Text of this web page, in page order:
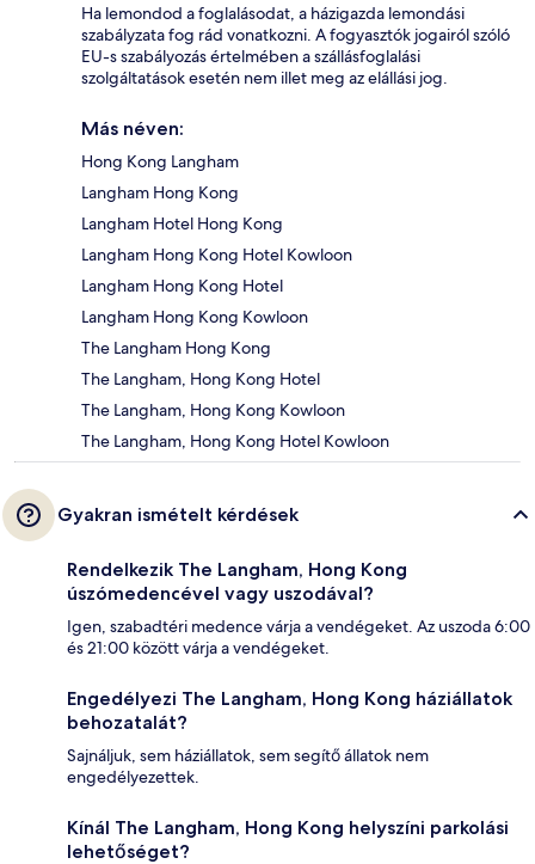
Ha lemondod a foglalásodat, a házigazda lemondási
szabályzata fog rád vonatkozni. A fogyasztók jogairól szóló
EU-s szabályozás értelmében a szállásfoglalási
szolgáltatások esetén nem illet meg az elállási jog.
Más néven:
Hong Kong Langham
Langham Hong Kong
Langham Hotel Hong Kong
Langham Hong Kong Hotel Kowloon
Langham Hong Kong Hotel
Langham Hong Kong Kowloon
The Langham Hong Kong
The Langham, Hong Kong Hotel
The Langham, Hong Kong Kowloon
The Langham, Hong Kong Hotel Kowloon
Gyakran ismételt kérdések
Rendelkezik The Langham, Hong Kong
úszómedencével vagy uszodával?
Igen, szabadtéri medence várja a vendégeket. Az uszoda 6:00
és 21:00 között várja a vendégeket.
Engedélyezi The Langham, Hong Kong háziállatok
behozatalát?
Sajnáljuk, sem háziállatok, sem segítő állatok nem
engedélyezettek.
Kínál The Langham, Hong Kong helyszíni parkolási
lehetőséget?